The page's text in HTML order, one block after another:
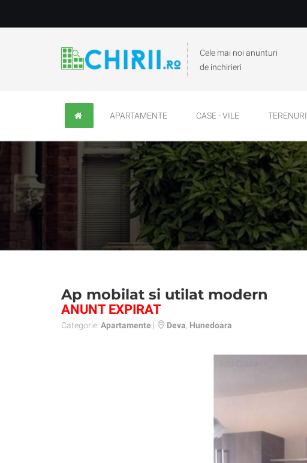
Cele mai noi anunturi
de inchirieri
APARTAMENTE CASE - VILE TERENURI
Ap mobilat si utilat modern
ANUNT EXPIRAT
Categorie: Apartamente | Deva Hunedoara